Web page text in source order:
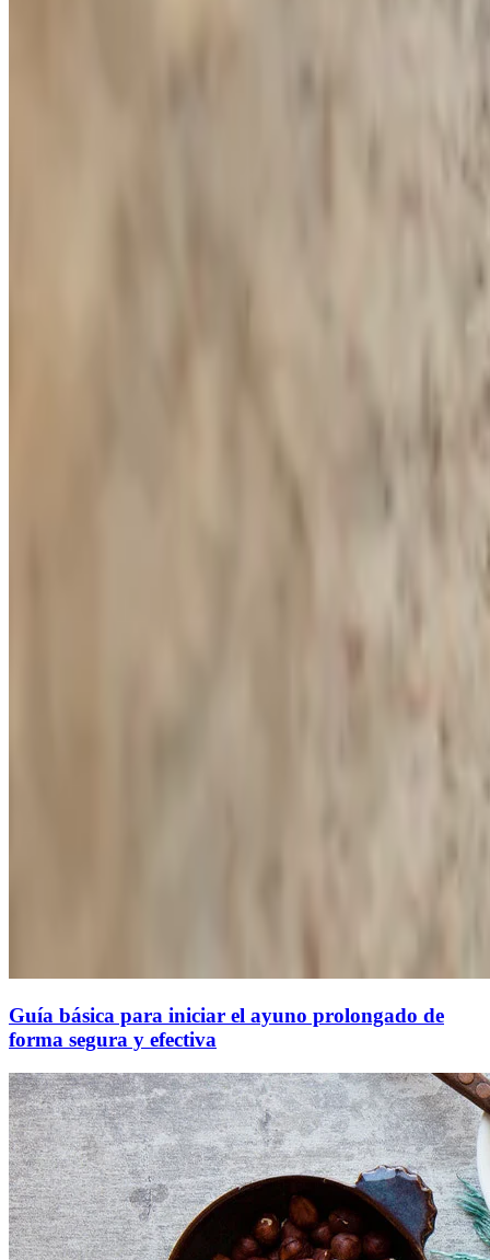
Guía básica para iniciar el ayuno prolongado de
forma segura y efectiva